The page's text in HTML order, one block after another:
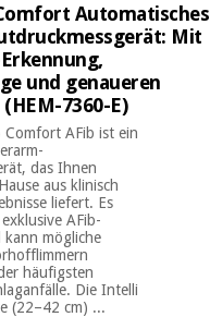
Automatisches
Mit
und genaueren
7360-E)
Comfort AFib ist ein
das Ihnen
aus klinisch
liefert. Es
AFib-
kann mögliche
häufigsten
Die Intelli
(22–42 cm) ...